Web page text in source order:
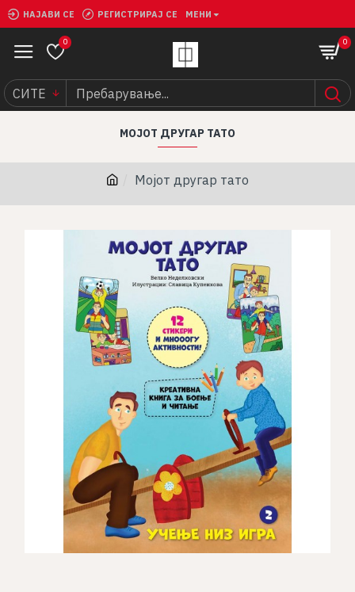
НАЈАВИ СЕ РЕГИСТРИРАЈ СЕ МЕНИ
0 0
СИТЕ
Мојот другар тато
МОЈОТ ДРУГАР ТАТО